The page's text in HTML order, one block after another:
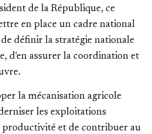
de la République, ce
en place un cadre national
définir la stratégie nationale
d'en assurer la coordination et
la mécanisation agricole
les exploitations
productivité et de contribuer au